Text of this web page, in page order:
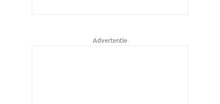
Advertentie